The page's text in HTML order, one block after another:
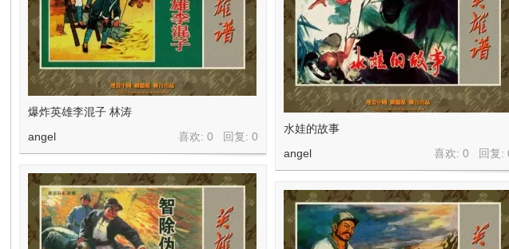
爆炸英雄李混子 林涛
喜欢: 0 回复:0
angel
水娃的故事
喜欢: 0 回复:
angel